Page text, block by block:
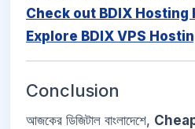
Check out BDIX Hosting
Explore BDIX VPS
Conclusion
আজকের ডিজিটাল বাংলাদেশে,